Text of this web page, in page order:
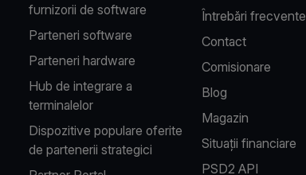
furnizorii de software
Parteneri software
Parteneri hardware
Hub de integrare a
terminalelor
Dispozitive populare oferite
de partenerii strategici
Întrebări frecvente
Contact
Comisionare
Blog
Magazin
Situații financiare
PSD2 API